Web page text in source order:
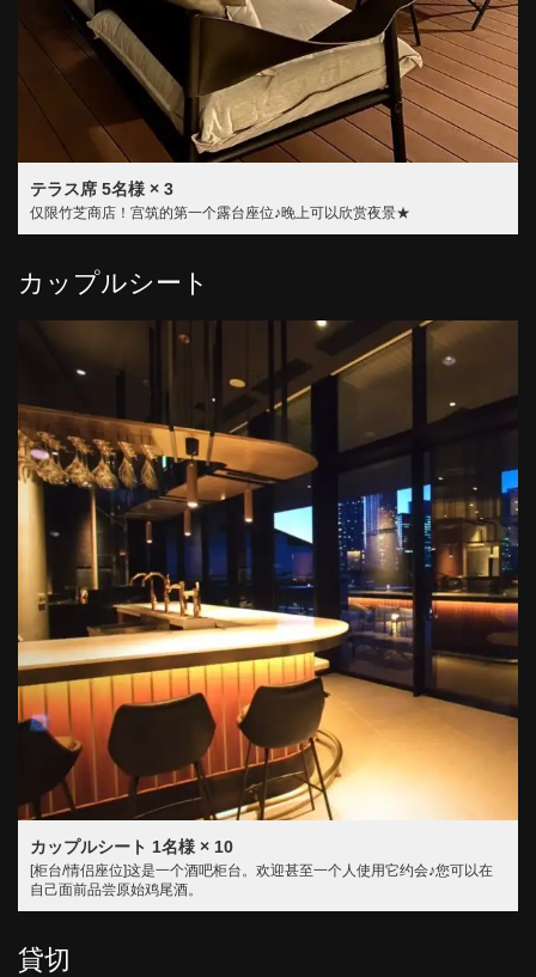
テラス席 5名様 × 3
仅限竹芝商店！宫筑的第一个露台座位♪晚上可以欣赏夜景★
カップルシート
カップルシート 1名様 × 10
[柜台/情侣座位]这是一个酒吧柜台。欢迎甚至一个人使用它约会♪您可以在
自己面前品尝原始鸡尾酒。
貸切